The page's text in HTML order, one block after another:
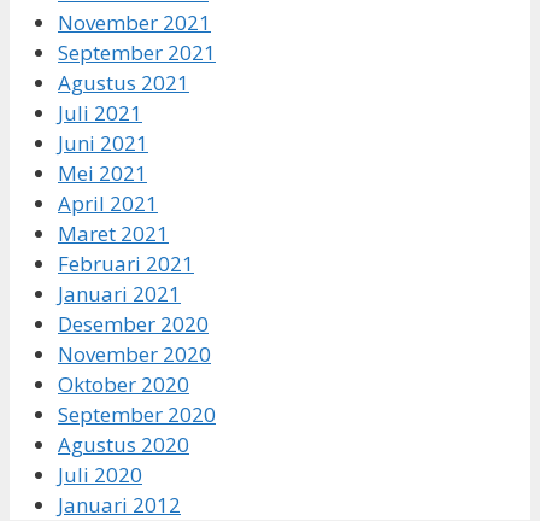
November 2021
September 2021
Agustus 2021
Juli 2021
Juni 2021
Mei 2021
April 2021
Maret 2021
Februari 2021
Januari 2021
Desember 2020
November 2020
Oktober 2020
September 2020
Agustus 2020
Juli 2020
Januari 2012